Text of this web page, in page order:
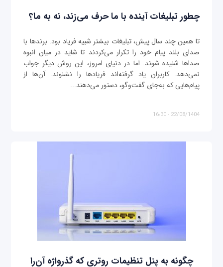
چطور تبلیغات آینده با ما حرف می‌زند، نه به ما؟
تا همین چند سال پیش، تبلیغات بیشتر شبیه فریاد بود. برندها با
صدای بلند پیام خود را تکرار می‌کردند تا شاید در میان انبوه
صداها شنیده شوند. اما در دنیای امروز، این روش دیگر جواب
نمی‌دهد. کاربران یاد گرفته‌اند فریادها را نشنوند. آن‌ها از
پیام‌هایی که به‌جای گفت‌وگو، دستور می‌دهند...
22/08/1404 - 16:30
چگونه به پنل تنظیمات روتری که گذرواژه آن‌را